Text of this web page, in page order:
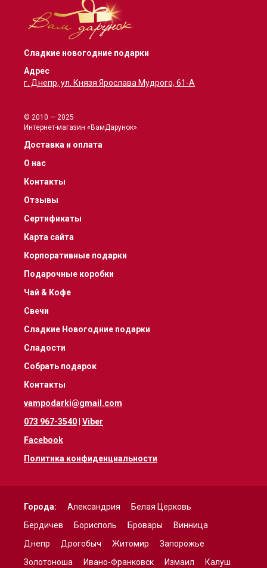
Сладкие новогодние подарки
Адрес
г. Днепр, ул. Князя Ярослава Мудрого, 61-А
© 2010 — 2025
Интернет-магазин «ВамДарунок»
Доставка и оплата
О нас
Контакты
Отзывы
Сертификаты
Карта сайта
Корпоративные подарки
Подарочные коробки
Чай & Кофе
Свечи
Сладкие Новогодние подарки
Сладости
Собрать подарок
Контакты
vampodarki@gmail.com
073 967-3540 Viber
Facebook
Политика конфиденциальности
Города: Александрия
Белая Церковь
Бердичев
Борисполь Бровары
Винница
Днепр
Дрогобыч Житомир
Запорожье
Золотоноша
Ивано-Франковск Измаил Калуш